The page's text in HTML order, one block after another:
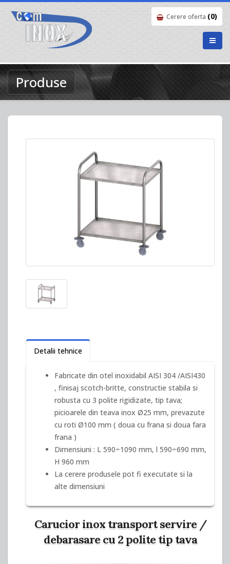
Cerere oferta (0)
Produse
Detalii tehnice
Fabricate din otel inoxidabil AISI 304 /AISI430
, finisaj scotch-britte, constructie stabila si
robusta cu 3 polite rigidizate, tip tava;
picioarele din teava inox Ø25 mm, prevazute
cu roti Ø100 mm ( doua cu frana si doua fara
frana )
Dimensiuni : L 590÷1090 mm, l 590÷690 mm,
H 960 mm
La cerere produsele pot fi executate si la
alte dimensiuni
Carucior inox transport servire /
debarasare cu 2 polite tip tava